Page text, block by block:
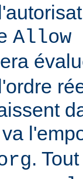
Allow
.